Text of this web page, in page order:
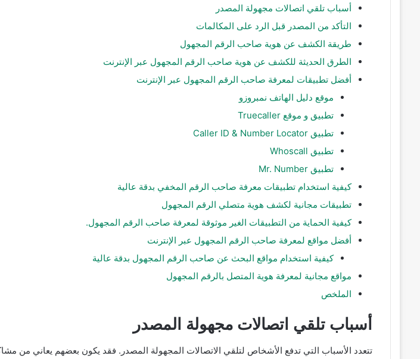
أسباب تلقي اتصالات مجهولة المصدر
التأكد من المصدر قبل الرد على المكالمات
طريقة الكشف عن هوية صاحب الرقم المجهول
الطرق الحديثة للكشف عن هوية صاحب الرقم المجهول عبر الإنترنت
أفضل تطبيقات لمعرفة صاحب الرقم المجهول عبر الإنترنت
موقع دليل الهاتف نمبروزو
تطبيق و موقع Truecaller
تطبيق Caller ID & Number Locator
تطبيق Whoscall
تطبيق Mr. Number
كيفية استخدام تطبيقات معرفة صاحب الرقم المخفي بدقة عالية
تطبيقات مجانية لكشف هوية متصلي الرقم المجهول
كيفية الحماية من التطبيقات الغير موثوقة لمعرفة صاحب الرقم المجهول.
أفضل مواقع لمعرفة صاحب الرقم المجهول عبر الإنترنت
كيفية استخدام مواقع البحث عن صاحب الرقم المجهول بدقة عالية
مواقع مجانية لمعرفة هوية المتصل بالرقم المجهول
الملخص
أسباب تلقي اتصالات مجهولة المصدر
تتعدد الأسباب التي تدفع الأشخاص لتلقي الاتصالات المجهولة المصدر. فقد يكون بعضهم يعاني